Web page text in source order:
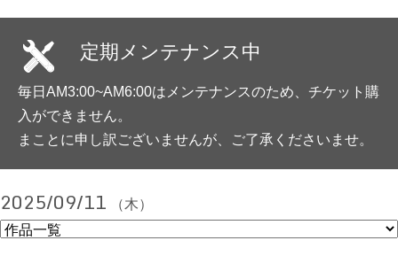
定期メンテナンス中
毎日AM3:00~AM6:00はメンテナンスのため、チケット購
入ができません。
まことに申し訳ございませんが、ご了承くださいませ。
2025/09/11 （木）